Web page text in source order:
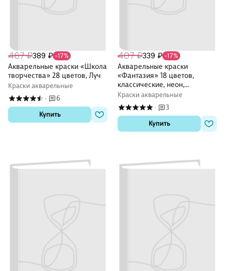
467 ₽389 ₽ -17%
Акварельные краски «Школа
творчества» 28 цветов, Луч
Краски акварельные
·
6
Купить
407 ₽339 ₽ -17%
Акварельные краски
«Фантазия» 18 цветов,
классические, неон,
перламутровые, Луч
Краски акварельные
·
3
Купить